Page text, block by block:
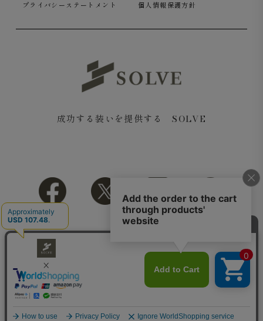
プライバシーステートメント 個人情報保護方針
成功する装いを提供する SOLVE